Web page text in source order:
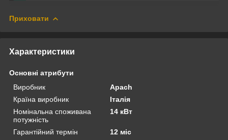
Приховати
Характеристики
Основні атрибути
Виробник
Apach
Країна виробник
Італія
Номінальна споживана
потужність
14 кВт
Гарантійний термін
12 міс